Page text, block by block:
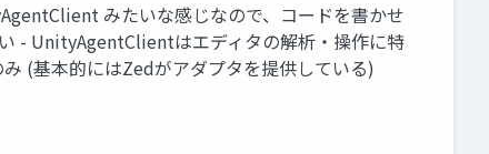
みたいな感じなので、コードを書かせ
- UnityAgentClientはエディタの解析・操作に特
(基本的にはZedがアダプタを提供している)